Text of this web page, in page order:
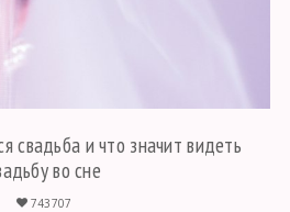
свадьба и что значит видеть
во сне
743707